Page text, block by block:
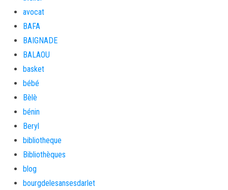
avocat
BAFA
BAIGNADE
BALAOU
basket
bébé
Bèlè
bénin
Beryl
bibliotheque
Bibliothèques
blog
bourgdelesansesdarlet